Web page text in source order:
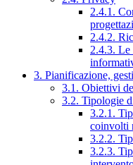
2.4.1.
2.4.2.
2.4.3. Le
3. Pianificazione,
3.1. Obiettivi
3.2. Tipologie
3.2.1.
coinvolti
3.2.2.
3.2.3.